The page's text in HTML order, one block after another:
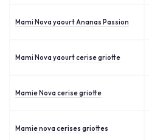
Mami Nova yaourt Ananas Passion
Mami Nova yaourt cerise griotte
Mamie Nova cerise griotte
Mamie nova cerises griottes